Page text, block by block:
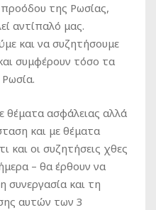
προόδου της Ρωσίας,
αντίπαλό μας.
και να συζητήσουμε
συμφέρουν τόσο τα
θέματα ασφάλειας αλλά
και με θέματα
και οι συζητήσεις χθες
– θα έρθουν να
συνεργασία και τη
αυτών των 3